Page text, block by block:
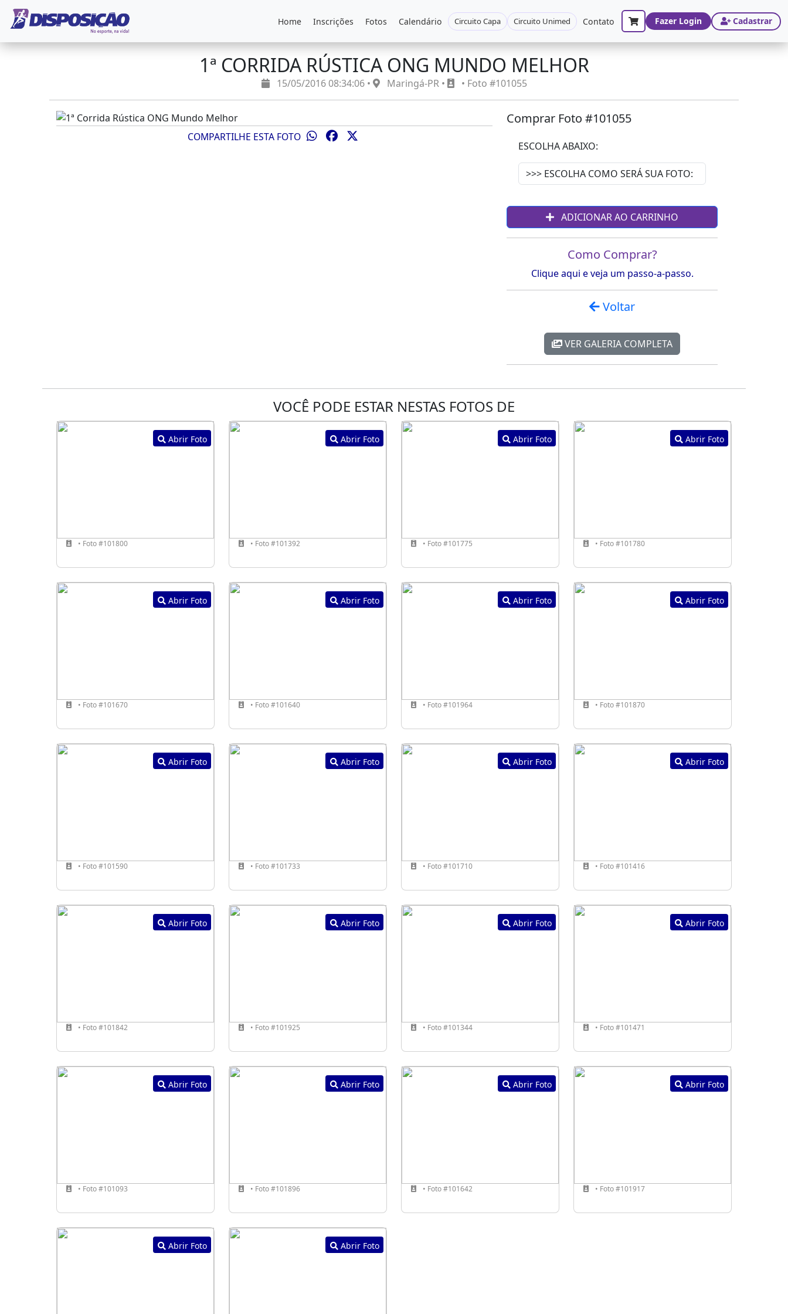
Home Inscrições Fotos Calendário Circuito Capa Circuito Unimed Contato Fazer Login Cadastrar
1ª CORRIDA RÚSTICA ONG MUNDO MELHOR
15/05/2016 08:34:06 • Maringá-PR • • Foto #101055
COMPARTILHE ESTA FOTO
Comprar Foto #101055
ESCOLHA ABAIXO:
ADICIONAR AO CARRINHO
Como Comprar?
Clique aqui e veja um passo-a-passo.
Voltar
VER GALERIA COMPLETA
VOCÊ PODE ESTAR NESTAS FOTOS DE
Abrir Foto
• Foto #101800
Abrir Foto
• Foto #101392
Abrir Foto
• Foto #101775
Abrir Foto
• Foto #101780
Abrir Foto
• Foto #101670
Abrir Foto
• Foto #101640
Abrir Foto
• Foto #101964
Abrir Foto
• Foto #101870
Abrir Foto
• Foto #101590
Abrir Foto
• Foto #101733
Abrir Foto
• Foto #101710
Abrir Foto
• Foto #101416
Abrir Foto
• Foto #101842
Abrir Foto
• Foto #101925
Abrir Foto
• Foto #101344
Abrir Foto
• Foto #101471
Abrir Foto
• Foto #101093
Abrir Foto
• Foto #101896
Abrir Foto
• Foto #101642
Abrir Foto
• Foto #101917
Abrir Foto Abrir Foto